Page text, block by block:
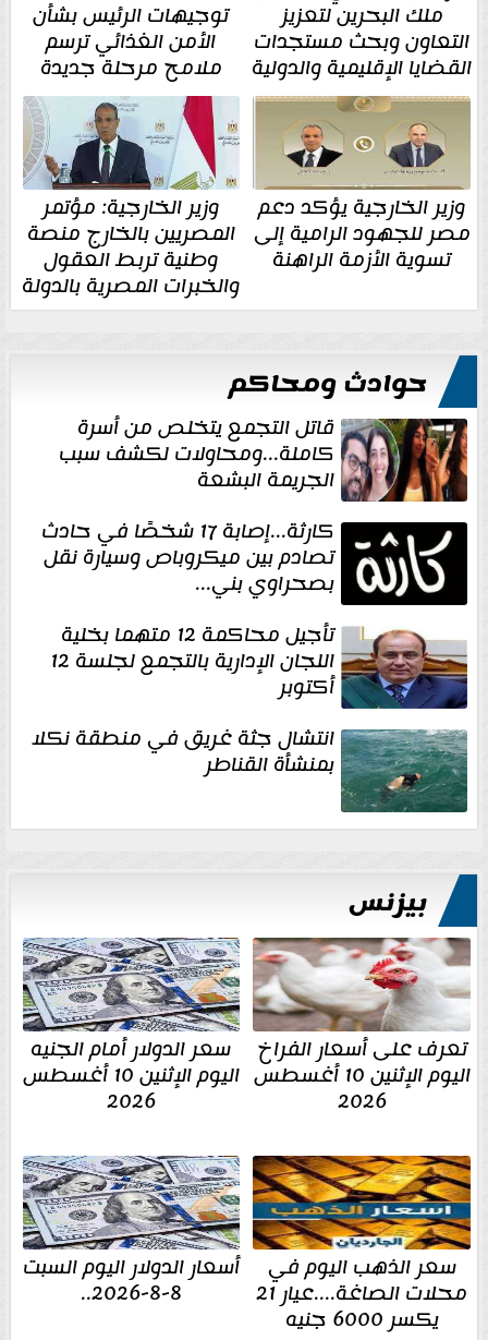
ملك البحرين لتعزيز
التعاون وبحث مستجدات
القضايا الإقليمية والدولية
توجيهات الرئيس بشأن
الأمن الغذائي ترسم
ملامح مرحلة جديدة
وزير الخارجية يؤكد دعم
مصر للجهود الرامية إلى
تسوية الأزمة الراهنة
وزير الخارجية: مؤتمر
المصريين بالخارج منصة
وطنية تربط العقول
والخبرات المصرية بالدولة
حوادث ومحاكم
قاتل التجمع يتخلص من أسرة
كاملة...ومحاولات لكشف سبب
الجريمة البشعة
كارثة...إصابة 17 شخصًا في حادث
تصادم بين ميكروباص وسيارة نقل
بصحراوي بني...
تأجيل محاكمة 12 متهما بخلية
اللجان الإدارية بالتجمع لجلسة 12
أكتوبر
انتشال جثة غريق في منطقة نكلا
بمنشأة القناطر
بيزنس
تعرف على أسعار الفراخ
اليوم الإثنين 10 أغسطس
2026
سعر الدولار أمام الجنيه
اليوم الإثنين 10 أغسطس
2026
سعر الذهب اليوم في
محلات الصاغة....عيار 21
يكسر 6000 جنيه
أسعار الدولار اليوم السبت
8-8-2026..